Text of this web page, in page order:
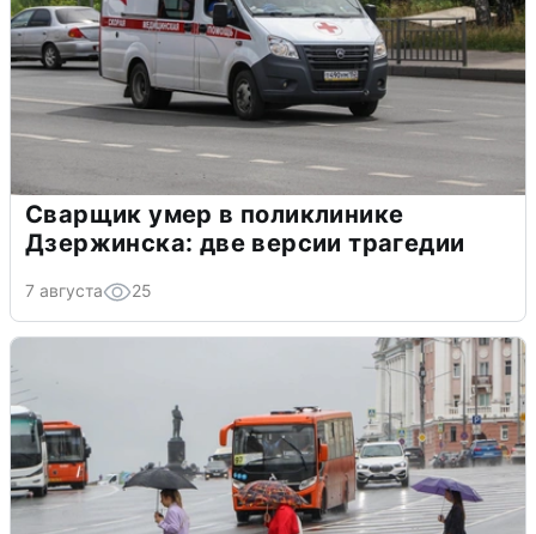
Сварщик умер в поликлинике
Дзержинска: две версии трагедии
7 августа 25